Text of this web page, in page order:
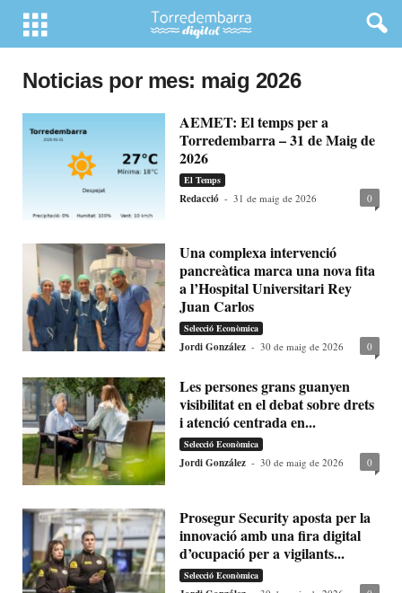
Noticias por mes: maig 2026
AEMET: El temps per a
Torredembarra – 31 de Maig de
2026
El Temps
Redacció - 31 de maig de 2026 0
Una complexa intervenció
pancreàtica marca una nova fita
a l’Hospital Universitari Rey
Juan Carlos
Selecció Econòmica
Jordi González - 30 de maig de 2026 0
Les persones grans guanyen
visibilitat en el debat sobre drets
i atenció centrada en...
Selecció Econòmica
Jordi González - 30 de maig de 2026 0
Prosegur Security aposta per la
innovació amb una fira digital
d’ocupació per a vigilants...
Selecció Econòmica